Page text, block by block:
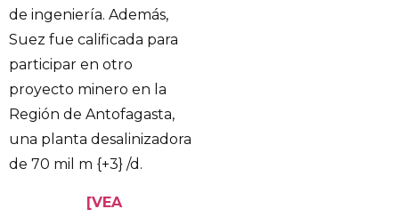
de ingeniería. Además,
Suez fue calificada para
participar en otro
proyecto minero en la
Región de Antofagasta,
una planta desalinizadora
de 70 mil m {+3} /d.
[VEA